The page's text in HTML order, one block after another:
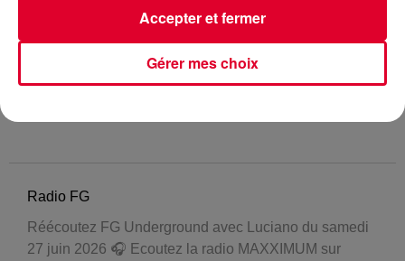
Radio FG
Réécoutez FG Underground avec Luciano du samedi
27 juin 2026 🎧 Ecoutez la radio MAXXIMUM sur
Gérer mes choix
Accepter et fermer